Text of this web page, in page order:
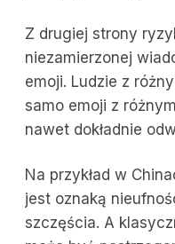
Z drugiej strony
niezamierzonej
emoji. Ludzie z
samo emoji z
nawet dokładnie
Na przykład w
jest oznaką
szczęścia. A